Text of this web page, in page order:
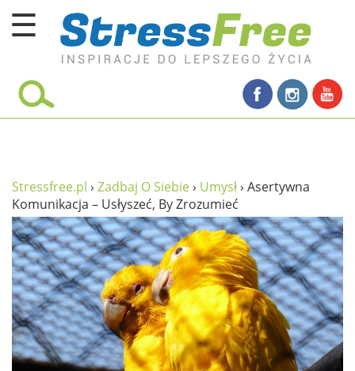
☰
Kursy online
umysł
proste życie
relaks
filozofia życia
wolność od stresu
miłość i rodzina
w rodzinie
Stressfree.pl › Zadbaj O Siebie› Umysł› Asertywna
Komunikacja – Usłyszeć, By Zrozumieć